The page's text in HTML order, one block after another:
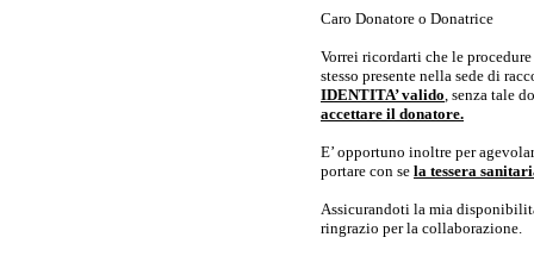
Caro Donatore o Donatrice
Vorrei ricordarti che le
stesso presente nella sede di
IDENTITA’ valido, senza tale
accettare il donatore.
E’ opportuno inoltre per
portare con se la tessera
Assicurandoti la mia
ringrazio per la collaborazione.